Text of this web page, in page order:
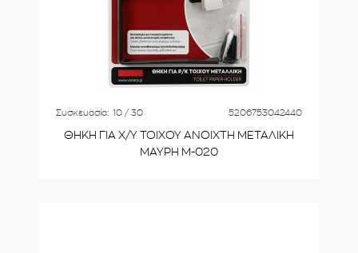
Συσκευασία: 10 / 30 5206753042440
ΘΗΚΗ ΓΙΑ Χ/Υ ΤΟΙΧΟΥ ΑΝΟΙΧΤΗ ΜΕΤΑΛΙΚΗ
ΜΑΥΡΗ M-020